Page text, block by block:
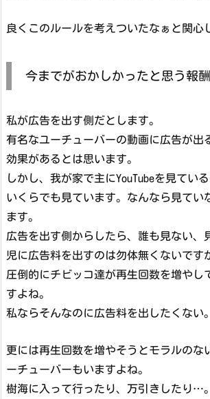
良くこのルールを考えついたなぁと関心
今までがおかしかったと思う報
私が広告を出す側だとします。
有名なユーチューバーの動画に広告が出
効果があるとは思います。
しかし、我が家で主にYouTubeを見てい
いくらでも見ています。なんなら見てい
ます。
広告を出す側からしたら、誰も見ない、
児に広告料を出すのは勿体無くないです
圧倒的にチビッコ達が再生回数を増やし
すよね。
私ならそんなのに広告料を出したくない。
更には再生回数を増やそうとモラルのな
ーチューバーもいますよね。
樹海に入って行ったり、万引きしたり…。